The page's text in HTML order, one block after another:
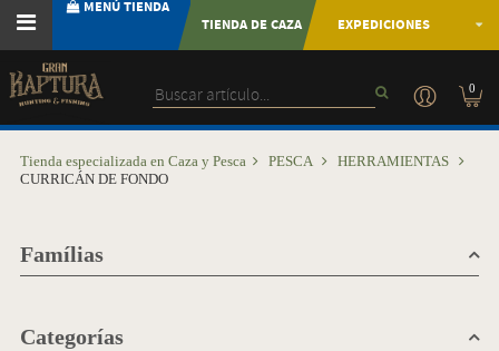
MENÚ TIENDA
TIENDA DE CAZA
EXPEDICIONES
0
Tienda especializada en Caza y Pesca PESCA
HERRAMIENTAS
CURRICÁN DE FONDO
Famílias
Categorías